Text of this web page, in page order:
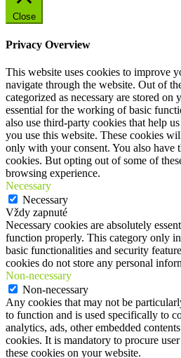
Close
Privacy Overview
This website uses cookies to improve
navigate through the website. Out of
categorized as necessary are stored on
essential for the working of basic
also use third-party cookies that help
you use this website. These cookies
only with your consent. You also have
cookies. But opting out of some of
browsing experience.
Necessary
Necessary
Vždy zapnuté
Necessary cookies are absolutely
function properly. This category only
basic functionalities and security
cookies do not store any personal
Non-necessary
Non-necessary
Any cookies that may not be
to function and is used specifically to
analytics, ads, other embedded
cookies. It is mandatory to procure
these cookies on your website.